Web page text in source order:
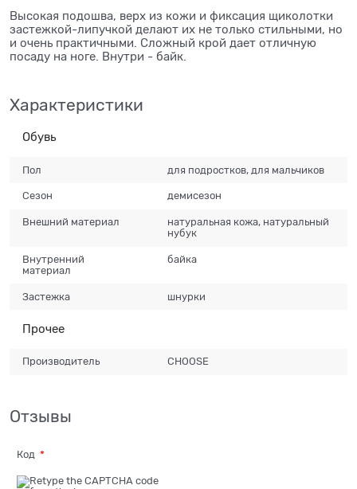
Высокая подошва, верх из кожи и фиксация щиколотки
застежкой-липучкой делают их не только стильными, но
и очень практичными. Сложный крой дает отличную
посаду на ноге. Внутри - байк.
Характеристики
Обувь
Пол для подростков, для мальчиков
Сезон демисезон
Внешний материал
натуральная кожа, натуральный
нубук
Внутренний
материал
байка
Застежка шнурки
Прочее
Производитель CHOOSE
Отзывы
Код